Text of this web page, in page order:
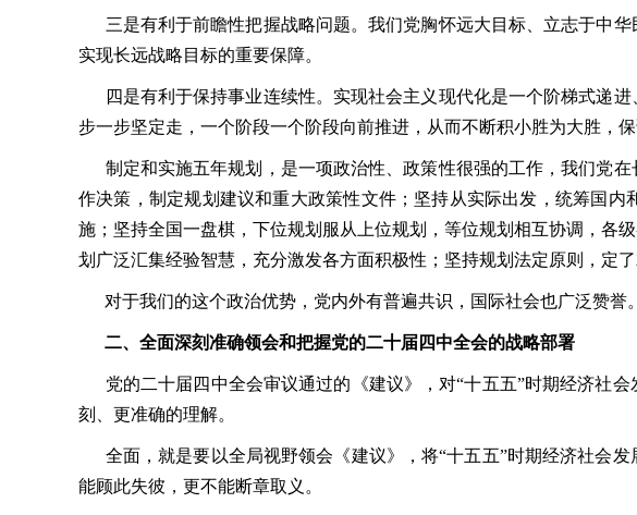
三是有利于前瞻性把握战略问题。我们党胸怀远大目标、立志于中华
实现长远战略目标的重要保障。
四是有利于保持事业连续性。实现社会主义现代化是一个阶梯式递进
步一步坚定走，一个阶段一个阶段向前推进，从而不断积小胜为大胜，保
制定和实施五年规划，是一项政治性、政策性很强的工作，我们党在
作决策，制定规划建议和重大政策性文件；坚持从实际出发，统筹国
施；坚持全国一盘棋，下位规划服从上位规划，等位规划相互协调，各
划广泛汇集经验智慧，充分激发各方面积极性；坚持规划法定原则，定
对于我们的这个政治优势，党内外有普遍共识，国际社会也广泛赞誉
二、全面深刻准确领会和把握党的二十届四中全会的战略部署
党的二十届四中全会审议通过的《建议》，对“十五五”时期经济社
刻、更准确的理解。
全面，就是要以全局视野领会《建议》，将“十五五”时期经济社会
能顾此失彼，更不能断章取义。